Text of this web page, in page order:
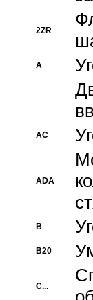
2ZR
A
AC
ADA
B
B20
C...